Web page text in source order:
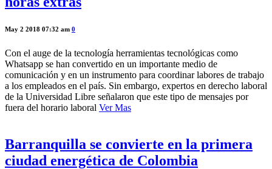
May 2 2018 07:32 am 0
Con el auge de la tecnología herramientas tecnológicas como
Whatsapp se han convertido en un importante medio de
comunicación y en un instrumento para coordinar labores de trabajo
a los empleados en el país. Sin embargo, expertos en derecho laboral
de la Universidad Libre señalaron que este tipo de mensajes por
fuera del horario laboral Ver Mas
Barranquilla se convierte en la primera
ciudad energética de Colombia